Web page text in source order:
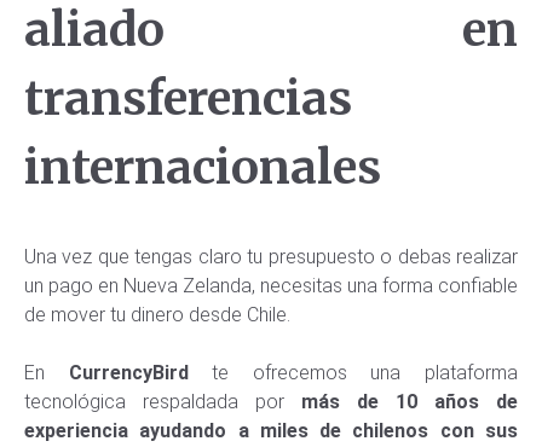
aliado en
transferencias
internacionales
Una vez que tengas claro tu presupuesto o debas realizar
un pago en Nueva Zelanda, necesitas una forma confiable
de mover tu dinero desde Chile.
En CurrencyBirdte ofrecemos una plataforma
tecnológica respaldada por más de 10 años de
experiencia ayudando a miles de chilenos con sus